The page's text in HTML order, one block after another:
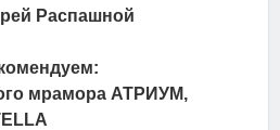
Распашной
мрамора АТРИУМ,